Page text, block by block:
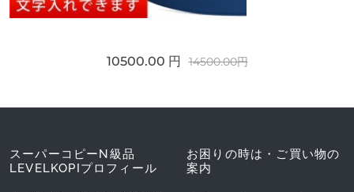
10500.00 円 14500.00円
スーパーコピーN級品
LEVELKOPIプロフィール
お困りの時は・ご買い物の
案内